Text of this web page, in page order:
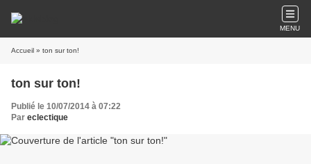
MENU
Accueil » ton sur ton!
ton sur ton!
Publié le 10/07/2014 à 07:22
Par eclectique